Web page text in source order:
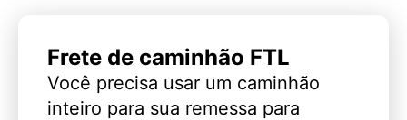
Frete de caminhão FTL
Você precisa usar um caminhão
inteiro para sua remessa para